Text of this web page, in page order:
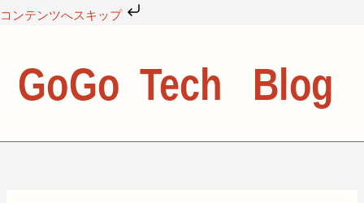
コンテンツへスキップ
内